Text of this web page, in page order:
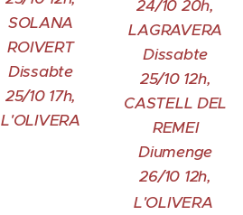
SOLANA
ROIVERT
Dissabte
25/10 17h,
L'OLIVERA
24/10 20h,
LAGRAVERA
Dissabte
25/10 12h,
CASTELL DEL
REMEI
Diumenge
26/10 12h,
L'OLIVERA